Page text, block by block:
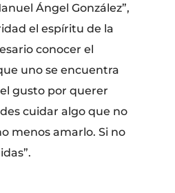
Ángel González”,
el espíritu de la
conocer el
uno se encuentra
gusto por querer
cuidar algo que no
menos amarlo. Si no